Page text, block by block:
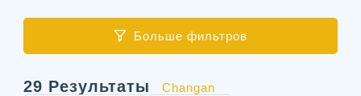
Больше фильтров
29 Результаты Changan